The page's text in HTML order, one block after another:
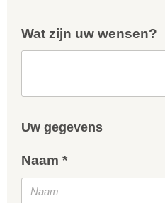
Wat zijn uw wensen?
Uw gegevens
Naam *